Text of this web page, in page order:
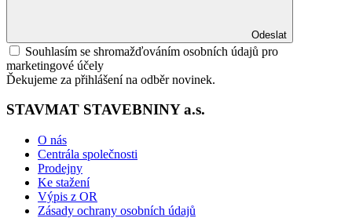
Odeslat
Souhlasím se shromažďováním osobních údajů pro
marketingové účely
Ďekujeme za přihlášení na odběr novinek.
STAVMAT STAVEBNINY a.s.
O nás
Centrála společnosti
Prodejny
Ke stažení
Výpis z OR
Zásady ochrany osobních údajů